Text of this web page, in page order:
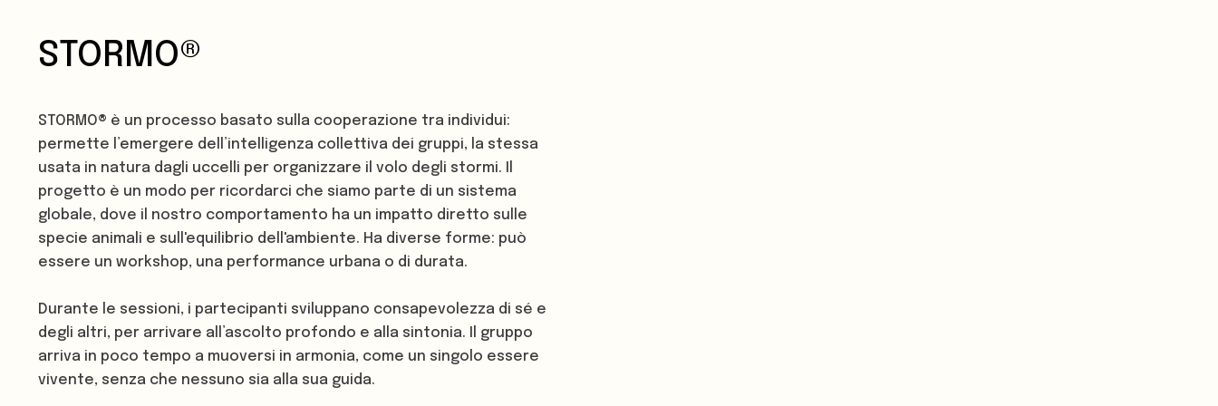
STORMO®
STORMO® è un processo basato sulla cooperazione tra individui:
permette l’emergere dell’intelligenza collettiva dei gruppi, la stessa
usata in natura dagli uccelli per organizzare il volo degli stormi. Il
progetto è un modo per ricordarci che siamo parte di un sistema
globale, dove il nostro comportamento ha un impatto diretto sulle
specie animali e sull'equilibrio dell'ambiente. Ha diverse forme: può
essere un workshop, una performance urbana o di durata.
Durante le sessioni, i partecipanti sviluppano consapevolezza di sé e
degli altri, per arrivare all’ascolto profondo e alla sintonia. Il gruppo
arriva in poco tempo a muoversi in armonia, come un singolo essere
vivente, senza che nessuno sia alla sua guida.